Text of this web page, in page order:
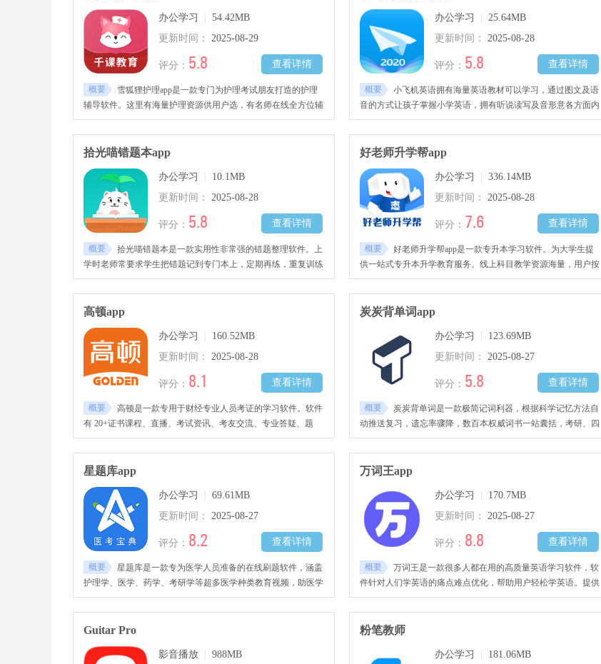
写、选择、填空等)组织测试，支持根据艾宾浩斯遗忘曲线自动
安排复习计划，有效巩固记忆。生词本支持多级分类与云同步，
方便在不同设备间无缝学习，可共享或下载他人整理的词单。
办公学习
54.42MB
更新时间：
2025-08-29
查看详情
评分： 5.8
概要
雪狐狸护理app是一款专门为护理考试朋友打造的护理
辅导软件。这里有海量护理资源供用户选，有名师在线全方位辅
导学习，帮助用户应对护理考试。有应试指导教材、人机对话
等，大量题库可课后刷题，能在软件社区与其他用户交流。从入
门到掌握，雪狐狸涵盖护士资格、初级护师等考试重难点，有交
办公学习
25.64MB
更新时间：
2025-08-28
查看详情
评分： 5.8
概要
小飞机英语拥有海量英语教材可以学习，通过图文及语
音的方式让孩子掌握小学英语，拥有听说读写及音形意各方面内
容，全方位提升孩子的外语水平，知晓大量词汇及语法知识，需
要的用户快来下载吧。
拾光喵错题本app
办公学习
10.1MB
更新时间：
2025-08-28
查看详情
评分： 5.8
概要
拾光喵错题本是一款实用性非常强的错题整理软件。上
学时老师常要求学生把错题记到专门本上，定期再练，重复训练
到不再犯错，以强化记忆、掌握知识点。拾光喵错题本是电子版
错题本，用手机拍错题扫描，就能智能整理录入，生成解题思
路，精准提升学习能力。
好老师升学帮app
办公学习
336.14MB
更新时间：
2025-08-28
查看详情
评分： 7.6
概要
好老师升学帮app是一款专升本学习软件。为大学生提
供一站式专升本升学教育服务。线上科目教学资源海量，用户按
需选学和练习。提供个性化教学，老师依学习目标和进度授课、
布置练习，用户可以随时看直播和录播，自由安排学习时间。系
统助高效完成学习计划，老师围绕考纲、专业知识和技巧线上授
高顿app
办公学习
160.52MB
更新时间：
2025-08-28
查看详情
评分： 8.1
概要
高顿是一款专用于财经专业人员考证的学习软件。软件
有 20+证书课程、直播、考试资讯、考友交流、专业答疑、题
库、直播等功能，涵盖国内国际财会证书培训，能帮助用户轻松
考取证书。软件支持离线下载，方便用户随时学习。需要的朋友
不要错过!
炭炭背单词app
办公学习
123.69MB
更新时间：
2025-08-27
查看详情
评分： 5.8
概要
炭炭背单词是一款极简记词利器，根据科学记忆方法自
动推送复习，遗忘率骤降，数百本权威词书一站囊括，考研、四
六级随心切换。
星题库app
办公学习
69.61MB
更新时间：
2025-08-27
查看详情
评分： 8.2
概要
星题库是一款专为医学人员准备的在线刷题软件，涵盖
护理学、医学、药学、考研学等超多医学种类教育视频，助医学
专业用户用软件提升知识储备。用户刷题错题自动记录，学习更
便利。收录大量医学资讯新闻，助获取更多知识 。需要的朋友
不要错过~
万词王app
办公学习
170.7MB
更新时间：
2025-08-27
查看详情
评分： 8.8
概要
万词王是一款很多人都在用的高质量英语学习软件，软
件针对人们学英语的痛点难点优化，帮助用户轻松学英语。提供
针对性练习，弥补拼写、听读、句型、真题等不足，有AI真人纠
音助发地道语音，有智能复习算法，周期性巩固知识，让英语学
习更进一步。
Guitar Pro
影音播放
988MB
粉笔教师
办公学习
181.06MB